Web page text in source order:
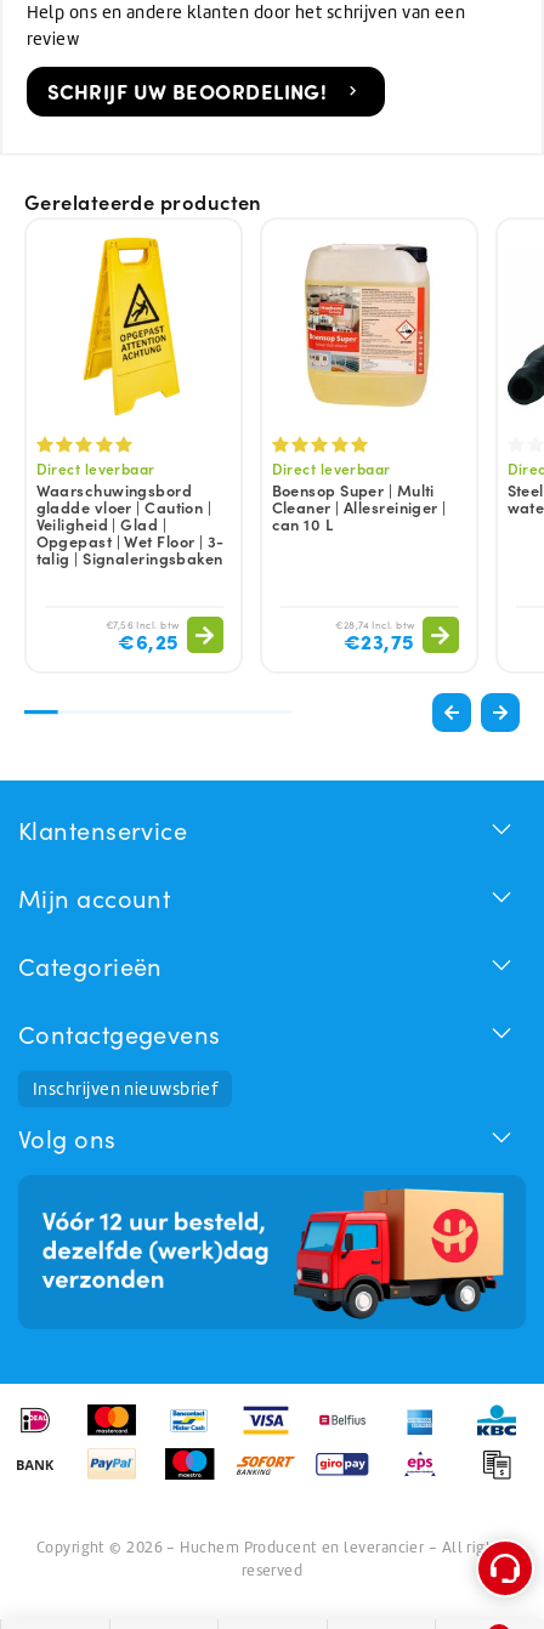
Help ons en andere klanten door het schrijven van een
review
SCHRIJF UW BEOORDELING!
Gerelateerde producten
Direct leverbaar
Waarschuwingsbord
gladde vloer | Caution |
Veiligheid | Glad |
Opgepast | Wet Floor | 3-
talig | Signaleringsbaken
€7,56 Incl. btw
€6,25
Direct leverbaar
Boensop Super | Multi
Cleaner | Allesreiniger |
can 10 L
€28,74 Incl. btw
€23,75
Klantenservice
Mijn account
Categorieën
Contactgegevens
Inschrijven nieuwsbrief
Volg ons
Copyright © 2026 - Huchem Producent en leverancier - All rights
reserved